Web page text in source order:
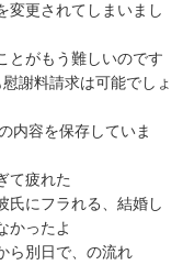
変更されてしまいまし
とがもう難しいのです
謝料請求は可能でしょ
内容を保存していま
て疲れた
氏にフラれる、結婚し
かったよ
ら別日で、の流れ